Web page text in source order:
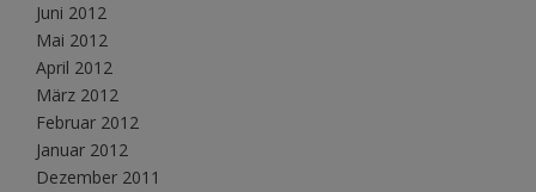
Juni 2012
Mai 2012
April 2012
März 2012
Februar 2012
Januar 2012
Dezember 2011